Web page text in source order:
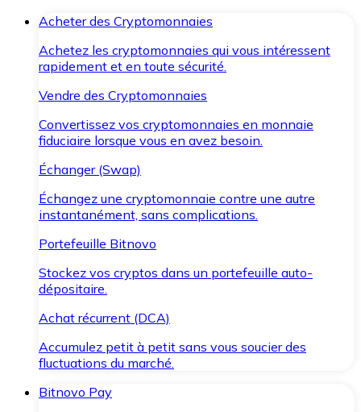
Acheter des Cryptomonnaies
Achetez les cryptomonnaies qui vous intéressent
rapidement et en toute sécurité.
Vendre des Cryptomonnaies
Convertissez vos cryptomonnaies en monnaie
fiduciaire lorsque vous en avez besoin.
Échanger (Swap)
Échangez une cryptomonnaie contre une autre
instantanément, sans complications.
Portefeuille Bitnovo
Stockez vos cryptos dans un portefeuille auto-
dépositaire.
Achat récurrent (DCA)
Accumulez petit à petit sans vous soucier des
fluctuations du marché.
Bitnovo Pay